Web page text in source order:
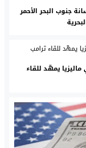
جنوب البحر الأحمر
يمهّد للقاء